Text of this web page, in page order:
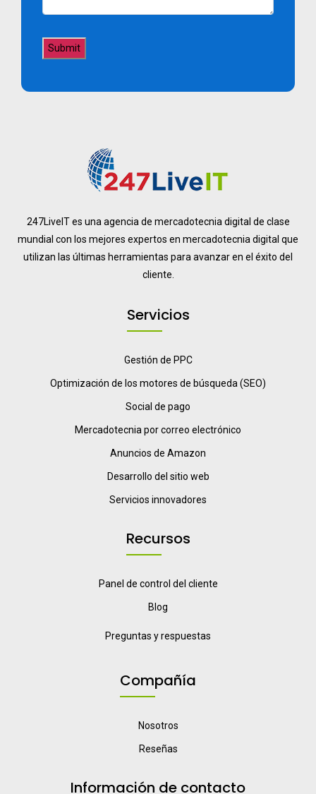
247LiveIT es una agencia de mercadotecnia digital de clase
mundial con los mejores expertos en mercadotecnia digital que
utilizan las últimas herramientas para avanzar en el éxito del
cliente.
Servicios
Gestión de PPC
Optimización de los motores de búsqueda (SEO)
Social de pago
Mercadotecnia por correo electrónico
Anuncios de Amazon
Desarrollo del sitio web
Servicios innovadores
Recursos
Panel de control del cliente
Blog
Preguntas y respuestas
Compañía
Nosotros
Reseñas
Información de contacto